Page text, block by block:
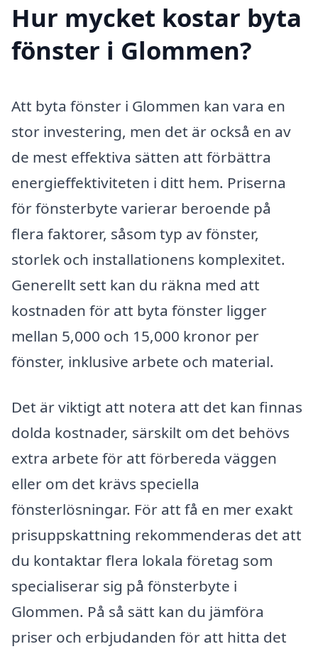
Hur mycket kostar byta
fönster i Glommen?
Att byta fönster i Glommen kan vara en
stor investering, men det är också en av
de mest effektiva sätten att förbättra
energieffektiviteten i ditt hem. Priserna
för fönsterbyte varierar beroende på
flera faktorer, såsom typ av fönster,
storlek och installationens komplexitet.
Generellt sett kan du räkna med att
kostnaden för att byta fönster ligger
mellan 5,000 och 15,000 kronor per
fönster, inklusive arbete och material.
Det är viktigt att notera att det kan finnas
dolda kostnader, särskilt om det behövs
extra arbete för att förbereda väggen
eller om det krävs speciella
fönsterlösningar. För att få en mer exakt
prisuppskattning rekommenderas det att
du kontaktar flera lokala företag som
specialiserar sig på fönsterbyte i
Glommen. På så sätt kan du jämföra
priser och erbjudanden för att hitta det